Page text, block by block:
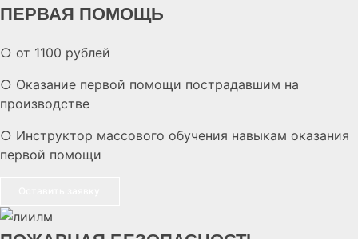
ПЕРВАЯ ПОМОЩЬ
○ от 1100 рублей
○ Оказание первой помощи пострадавшим на
производстве
○ Инструктор массового обучения навыкам оказания
первой помощи